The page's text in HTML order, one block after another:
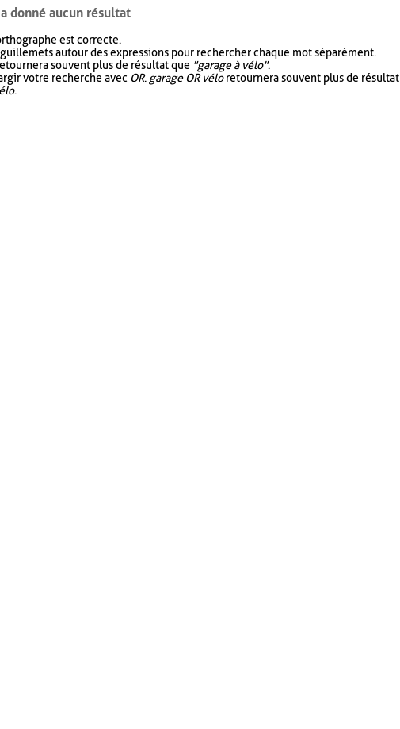
donné aucun résultat
est correcte.
autour des expressions pour rechercher chaque mot séparément.
souvent plus de résultat que "garage à vélo".
votre recherche avec OR. garage OR véloretournera souvent plus de résultat
.